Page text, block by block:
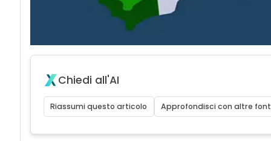
Chiedi all'AI
Riassumi questo articolo Approfondisci con altre